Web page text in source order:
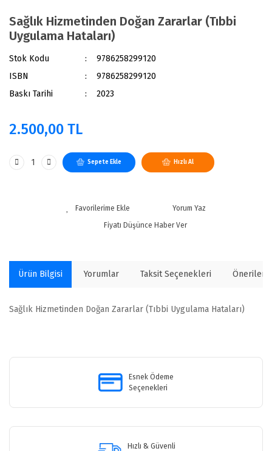
Sağlık Hizmetinden Doğan Zararlar (Tıbbi
Uygulama Hataları)
Stok Kodu
9786258299120
ISBN
9786258299120
Baskı Tarihi
2023
2.500,00 TL
Sepete Ekle Hızlı Al
Yorum Yaz
Fiyatı Düşünce Haber Ver
Ürün Bilgisi Yorumlar Taksit Seçenekleri
Sağlık Hizmetinden Doğan Zararlar (Tıbbi Uygulama Hataları)
Bu ürüne ilk yorumu siz yapın!
Görüş ve önerileriniz için teşekkür ederiz.
Ürün resmi kalitesiz, bozuk veya görüntülenemiyor.
Esnek Ödeme
Seçenekleri
Hızlı & Güvenli